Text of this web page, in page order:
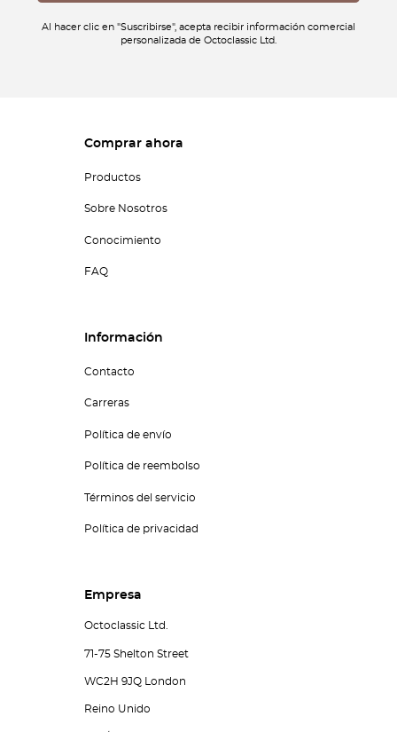
Al hacer clic en "Suscribirse", acepta recibir información comercial
personalizada de Octoclassic Ltd.
Comprar ahora
Productos
Sobre Nosotros
Conocimiento
FAQ
Información
Contacto
Carreras
Política de envío
Política de reembolso
Términos del servicio
Política de privacidad
Empresa
Octoclassic Ltd.
71-75 Shelton Street
WC2H 9JQ London
Reino Unido